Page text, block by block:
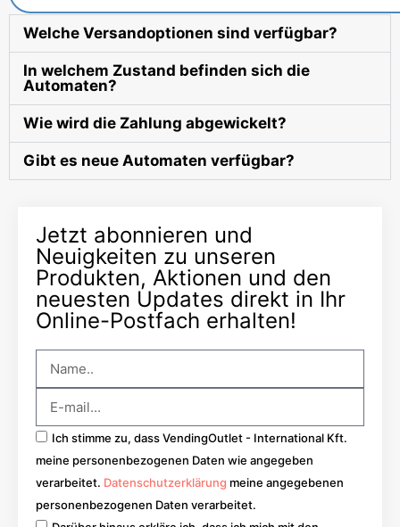
Welche Versandoptionen sind verfügbar?
In welchem Zustand befinden sich die
Automaten?
Wie wird die Zahlung abgewickelt?
Gibt es neue Automaten verfügbar?
Jetzt abonnieren und
Neuigkeiten zu unseren
Produkten, Aktionen und den
neuesten Updates direkt in Ihr
Online-Postfach erhalten!
Ich stimme zu, dass VendingOutlet - International Kft.
meine personenbezogenen Daten wie angegeben
verarbeitet. Datenschutzerklärung meine angegebenen
personenbezogenen Daten verarbeitet.